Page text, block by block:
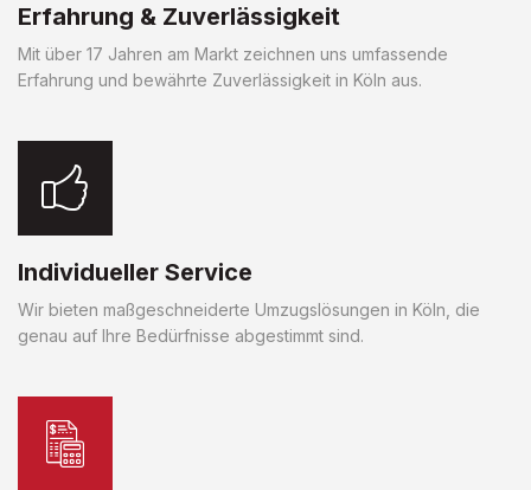
Erfahrung & Zuverlässigkeit
Mit über 17 Jahren am Markt zeichnen uns umfassende
Erfahrung und bewährte Zuverlässigkeit in Köln aus.
Individueller Service
Wir bieten maßgeschneiderte Umzugslösungen in Köln, die
genau auf Ihre Bedürfnisse abgestimmt sind.